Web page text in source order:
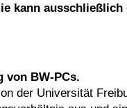
kann
von BW-PCs.
der Universität